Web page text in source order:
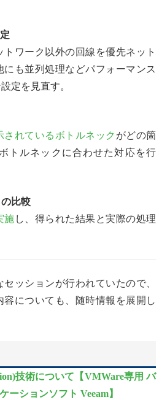
ワーク以外の回線を優先ネット
にも並列処理などパフォーマンス
定を見直す。
れているボトルネック がどの箇
トルネックに合わせた対応を行
比較
施 し、得られた結果と実際の処理
ッションが行われていたので、
についても、随時情報を展開し
技術について【VMWare専用 バ
ーションソフト Veeam】